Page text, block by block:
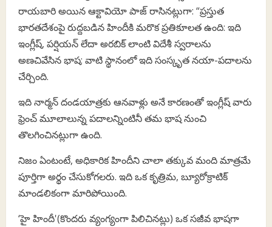
రాయబారి అయిన ఆక్టావియో పాజ్ రాసినట్లుగా: “ప్రస్తుత
భారతదేశంపై రుద్దబడిన హిందీకి మరొక ప్రతికూలత ఉంది: ఇది
ఇంగ్లీష్, పర్షియన్ లేదా అరబిక్ లాంటి విదేశీ స్వరాలను
అణచివేసిన భాష; వాటి స్థానంలో ఇది సంస్కృత నయా-పదాలను
చేర్చింది.
ఇది నార్మన్ దండయాత్రకు ఆనవాళ్లు అనే కారణంతో ఇంగ్లీష్ వారు
ఫ్రెంచ్ మూలాలున్న పదాలన్నింటినీ తమ భాష నుంచి
తొలగించినట్లుగా ఉంది.
నిజం ఏంటంటే, అధికారిక హిందీని చాలా తక్కువ మంది మాత్రమే
పూర్తిగా అర్థం చేసుకోగలరు. ఇది ఒక కృత్రిమ, బ్యూరోక్రాటిక్
మాండలికంగా మారిపోయింది.
‘హై హిందీ'(కొందరు వ్యంగ్యంగా పిలిచినట్లు) ఒక సజీవ భాషగా